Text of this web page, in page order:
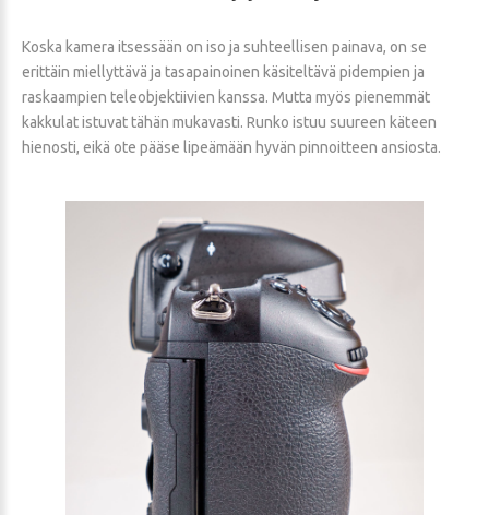
Koska kamera itsessään on iso ja suhteellisen painava, on se
erittäin miellyttävä ja tasapainoinen käsiteltävä pidempien ja
raskaampien teleobjektiivien kanssa. Mutta myös pienemmät
kakkulat istuvat tähän mukavasti. Runko istuu suureen käteen
hienosti, eikä ote pääse lipeämään hyvän pinnoitteen ansiosta.